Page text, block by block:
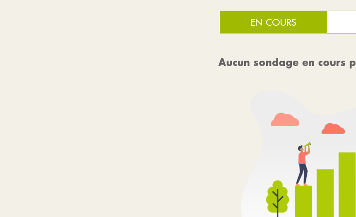
EN COURS
Aucun sondage en cours